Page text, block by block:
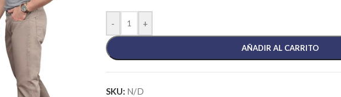
- +
AÑADIR AL CARRITO
SKU: N/D